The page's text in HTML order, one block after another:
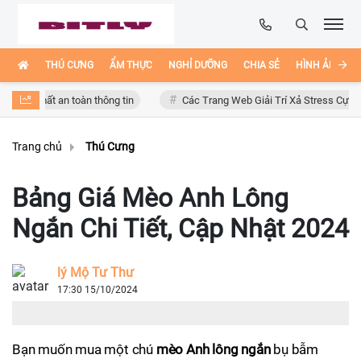
THÚ CƯNG ẨM THỰC NGHỈ DƯỠNG CHIA SẺ HÌNH ẢNH
an toàn thông tin Các Trang Web Giải Trí Xả Stress Cực Hay Ho
Trang chủ Thú Cưng
Bảng Giá Mèo Anh Lông
Ngắn Chi Tiết, Cập Nhật 2024
lý Mộ Tư Thư
17:30 15/10/2024
Bạn muốn mua một chú mèo Anh lông ngắnbụ bẫm